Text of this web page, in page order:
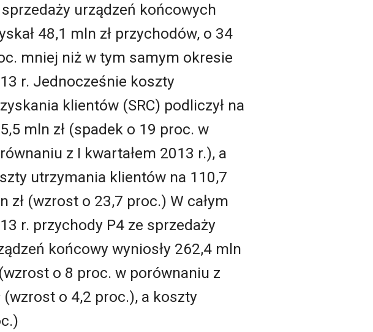
urządzeń końcowych
48,1 mln zł przychodów, o 34
mniej niż w tym samym okresie
r. Jednocześnie koszty
klientów (SRC) podliczył na
mln zł (spadek o 19 proc. w
z I kwartałem 2013 r.), a
utrzymania klientów na 110,7
zł (wzrost o 23,7 proc.) W całym
r. przychody P4 ze sprzedaży
końcowy wyniosły 262,4 mln
o 8 proc. w porównaniu z
o 4,2 proc.), a koszty